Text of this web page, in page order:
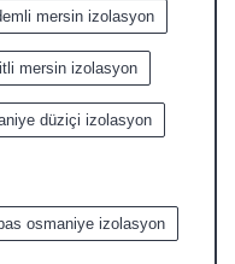
mersin izolasyon
mersin izolasyon
düziçi izolasyon
osmaniye izolasyon